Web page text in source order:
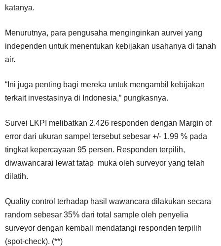
katanya.
Menurutnya, para pengusaha menginginkan aurvei yang
independen untuk menentukan kebijakan usahanya di tanah
air.
“Ini juga penting bagi mereka untuk mengambil kebijakan
terkait investasinya di Indonesia,” pungkasnya.
Survei LKPI melibatkan 2.426 responden dengan Margin of
error dari ukuran sampel tersebut sebesar +/- 1.99 % pada
tingkat kepercayaan 95 persen. Responden terpilih,
diwawancarai lewat tatap muka oleh surveyor yang telah
dilatih.
Quality control terhadap hasil wawancara dilakukan secara
random sebesar 35% dari total sample oleh penyelia
surveyor dengan kembali mendatangi responden terpilih
(spot-check). (**)